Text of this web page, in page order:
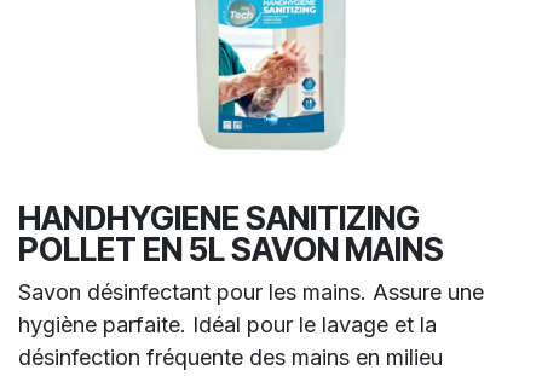
HANDHYGIENE SANITIZING
POLLET EN 5L SAVON MAINS
Savon désinfectant pour les mains. Assure une
hygiène parfaite. Idéal pour le lavage et la
désinfection fréquente des mains en milieu